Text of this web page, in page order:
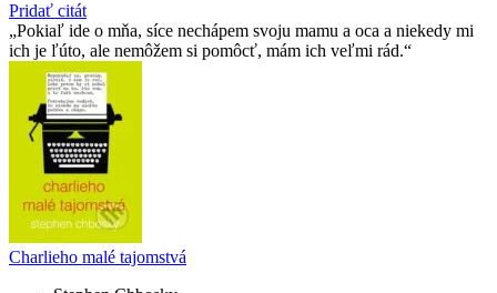
Pridať citát
Pokiaľ ide o mňa, síce nechápem svoju mamu a oca a niekedy mi
ich je ľúto, ale nemôžem si pomôcť, mám ich veľmi rád.
Charlieho malé tajomstvá